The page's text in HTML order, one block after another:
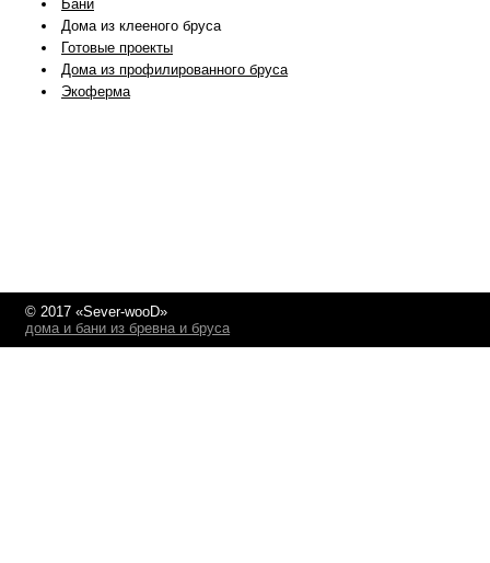
Бани
Дома из клееного бруса
Готовые проекты
Дома из профилированного бруса
Экоферма
© 2017 «Sever-wooD»
дома и бани из бревна и бруса